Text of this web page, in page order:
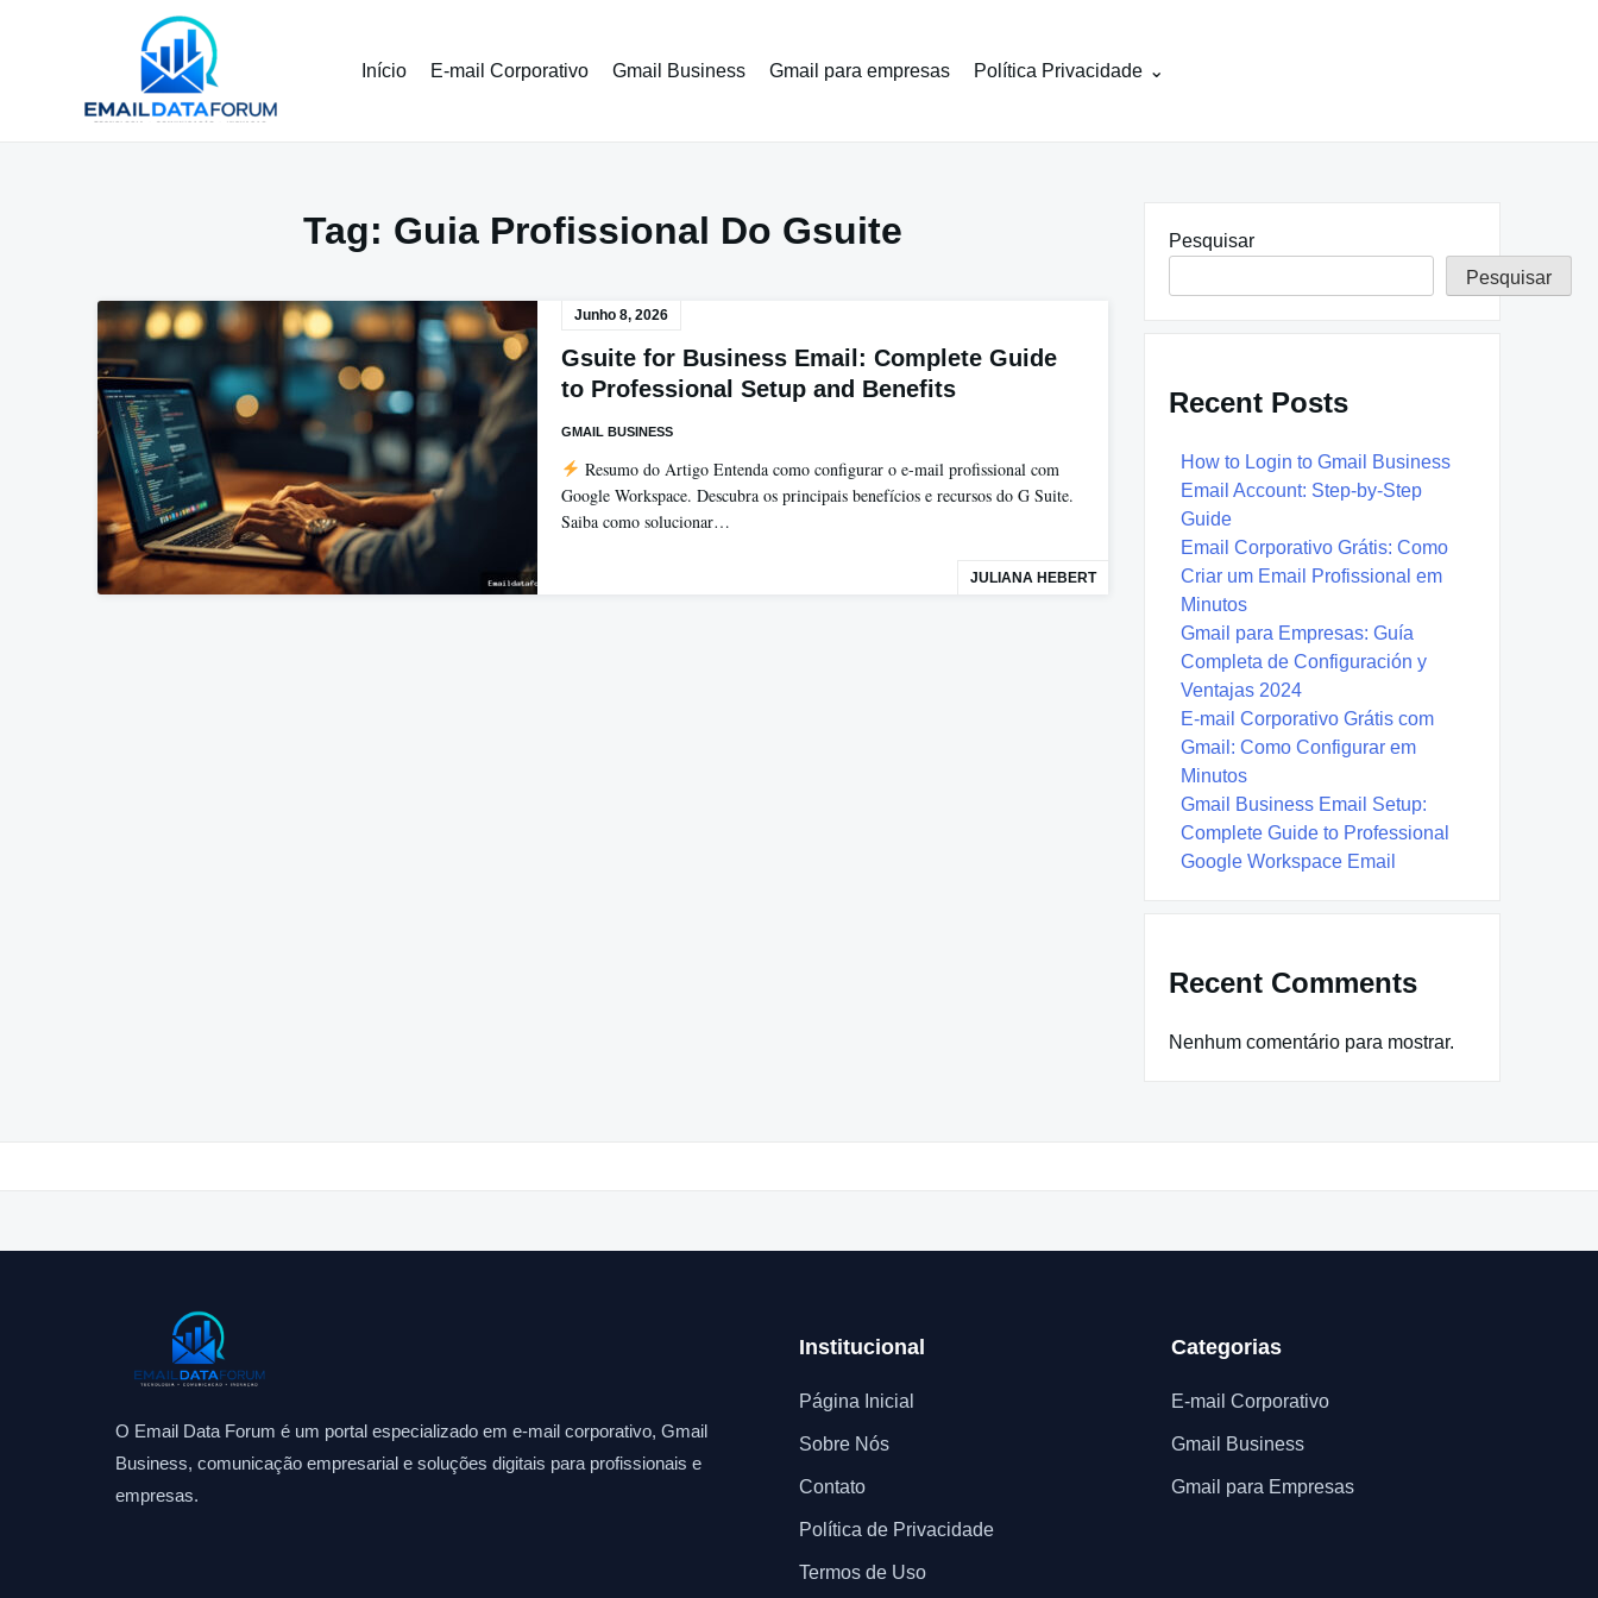
Início E-mail Corporativo Gmail Business Gmail para empresas Política Privacidade
Tag: Guia Profissional Do Gsuite
Junho 8, 2026
Gsuite for Business Email: Complete Guide
to Professional Setup and Benefits
GMAIL BUSINESS
Resumo do Artigo Entenda como configurar o e-mail profissional com
Google Workspace. Descubra os principais benefícios e recursos do G Suite.
Saiba como solucionar…
JULIANA HEBERT
Pesquisar
Pesquisar
Recent Posts
How to Login to Gmail Business
Email Account: Step-by-Step
Guide
Email Corporativo Grátis: Como
Criar um Email Profissional em
Minutos
Gmail para Empresas: Guía
Completa de Configuración y
Ventajas 2024
E-mail Corporativo Grátis com
Gmail: Como Configurar em
Minutos
Gmail Business Email Setup:
Complete Guide to Professional
Google Workspace Email
Recent Comments
Nenhum comentário para mostrar.
O Email Data Forum é um portal especializado em e-mail corporativo, Gmail
Business, comunicação empresarial e soluções digitais para profissionais e
empresas.
Institucional
Página Inicial
Sobre Nós
Contato
Política de Privacidade
Termos de Uso
Categorias
E-mail Corporativo
Gmail Business
Gmail para Empresas